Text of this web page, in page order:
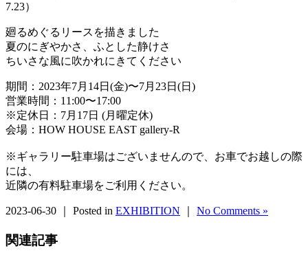
7.23）
廻るめぐるリースを描きました
夏のにぎやかさ、ふとした静けさ
ちいさな風に吹かれにきてください
期間：2023年7月14日(金)〜7月23日(日)
営業時間：11:00〜17:00
※定休日：7月17日 (月曜定休)
会場：HOW HOUSE EAST gallery-R
※ギャラリー駐車場はございませんので、お車でお越しの際
には、
近隣の有料駐車場をご利用ください。
2023-06-30 ｜ Posted in EXHIBITION No Comments »
関連記事